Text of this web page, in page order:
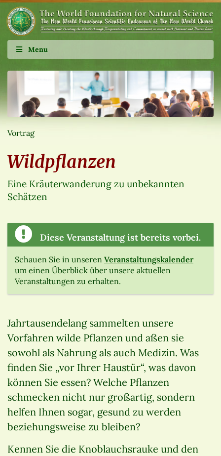
Menu
Vortrag
Wildpflanzen
Eine Kräuterwanderung zu unbekannten
Schätzen
Diese Veranstaltung ist bereits vorbei.
Schauen Sie in unseren Veranstaltungskalender
um einen Überblick über unsere aktuellen
Veranstaltungen zu erhalten.
Jahrtausendelang sammelten unsere
Vorfahren wilde Pflanzen und aßen sie
sowohl als Nahrung als auch Medizin. Was
finden Sie „vor Ihrer Haustür“, was davon
können Sie essen? Welche Pflanzen
schmecken nicht nur großartig, sondern
helfen Ihnen sogar, gesund zu werden
beziehungsweise zu bleiben?
Kennen Sie die Knoblauchsrauke und den